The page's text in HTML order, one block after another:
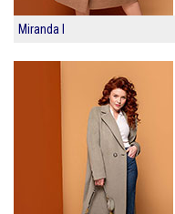
Miranda I